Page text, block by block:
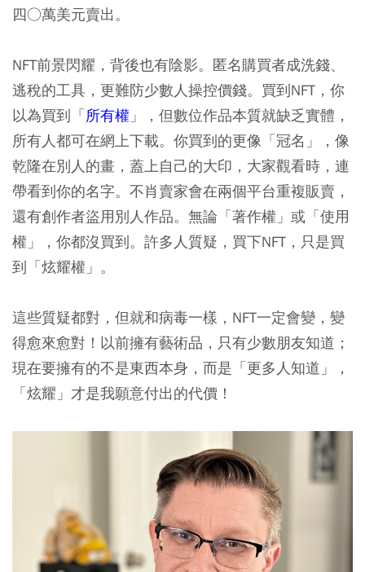
四○萬美元賣出。
NFT前景閃耀，背後也有陰影。匿名購買者成洗錢、
逃稅的工具，更難防少數人操控價錢。買到NFT，你
以為買到「所有權 」，但數位作品本質就缺乏實體，
所有人都可在網上下載。你買到的更像「冠名」，像
乾隆在別人的畫，蓋上自己的大印，大家觀看時，連
帶看到你的名字。不肖賣家會在兩個平台重複販賣，
還有創作者盜用別人作品。無論「著作權」或「使用
權」，你都沒買到。許多人質疑，買下NFT，只是買
到「炫耀權」。
這些質疑都對，但就和病毒一樣，NFT一定會變，變
得愈來愈對！以前擁有藝術品，只有少數朋友知道；
現在要擁有的不是東西本身，而是「更多人知道」，
「炫耀」才是我願意付出的代價！